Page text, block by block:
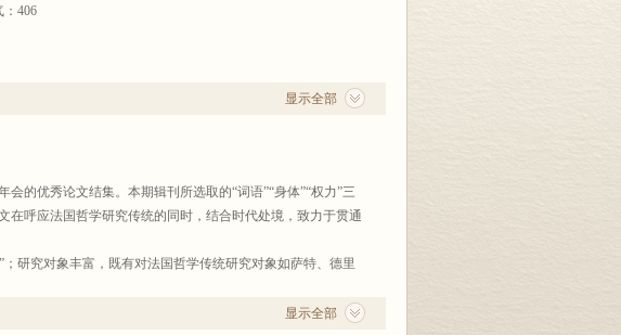
：406
显示全部
的优秀论文结集。本期辑刊所选取的“词语”“身体”“权力”三
在呼应法国哲学研究传统的同时，结合时代处境，致力于贯通
研究对象丰富，既有对法国哲学传统研究对象如萨特、德里
显示全部